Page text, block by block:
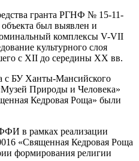
гранта РГНФ № 15-11-
был выявлен и
комплексы V-VII
культурного слоя
с XII до середины XX вв.
с БУ Ханты-Мансийского
Природы и Человека»
Кедровая Роща» были
в рамках реализации
«Священная Кедровая Роща
формирования религии